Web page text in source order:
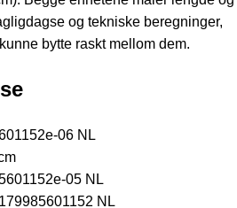
og tekniske beregninger,
bytte raskt mellom dem.
06 NL
05 NL
NL